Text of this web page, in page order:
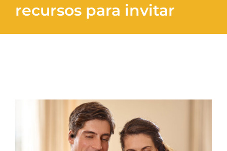
recursos para invitar